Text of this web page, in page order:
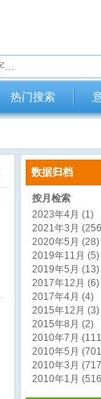
热门搜索
数据归档
按月检索
2023年4月 (1)
2021年3月
2020年5月 (28)
2019年11月 (5)
2019年5月 (13)
2017年12月 (6)
2017年4月 (4)
2015年12月 (3)
2015年8月 (2)
2010年7月
2010年5月
2010年3月
2010年1月